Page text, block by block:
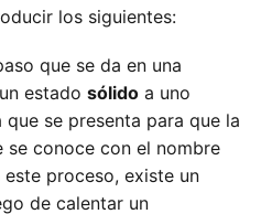
los siguientes:
que se da en una
estado sólido a uno
que se presenta para que la
se conoce con el nombre
este proceso, existe un
de calentar un